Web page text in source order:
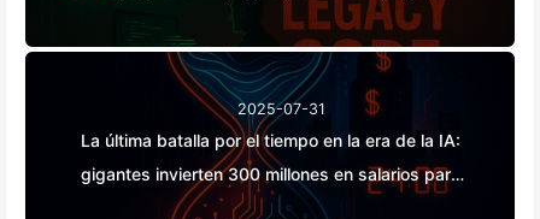
права на будущее обслуживания — Медленно
учим AI162
2025-07-31
La última batalla por el tiempo en la era de la IA:
gigantes invierten 300 millones en salarios para
acaparar tu tiempo libre y venderlo a los